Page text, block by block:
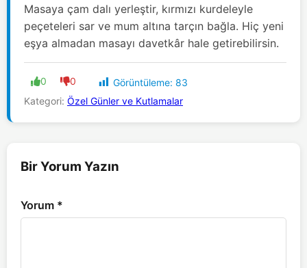
Masaya çam dalı yerleştir, kırmızı kurdeleyle
peçeteleri sar ve mum altına tarçın bağla. Hiç yeni
eşya almadan masayı davetkâr hale getirebilirsin.
0 0 Görüntüleme: 83
Kategori: Özel Günler ve Kutlamalar
Bir Yorum Yazın
Yorum *